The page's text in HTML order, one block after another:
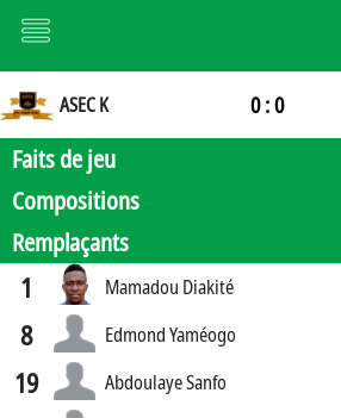
ASEC K 0 : 0
Faits de jeu
Compositions
Remplaçants
1 Mamadou Diakité
8 Edmond Yaméogo
19 Abdoulaye Sanfo